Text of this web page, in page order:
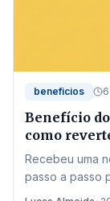
beneficios
Benefício
como
Recebeu uma
passo a passo